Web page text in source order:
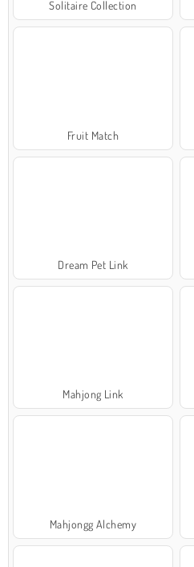
Solitaire Collection
Fruit Match
Dream Pet Link
Mahjong Link
Mahjongg Alchemy